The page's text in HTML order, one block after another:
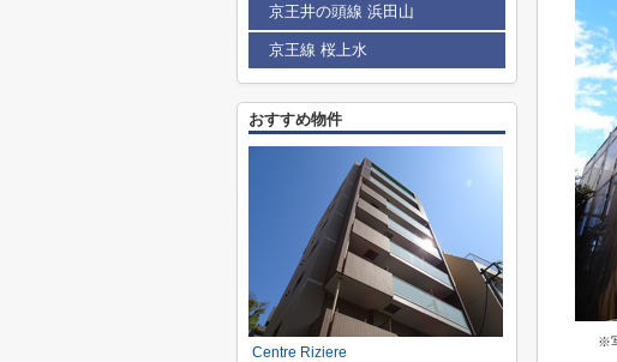
※
京王井の頭線 浜田山
京王線 桜上水
おすすめ物件
Centre Riziere